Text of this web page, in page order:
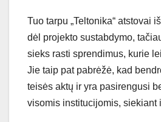
Tuo tarpu „Teltonika“ atstovai
dėl projekto sustabdymo,
sieks rasti sprendimus, kurie
Jie taip pat pabrėžė, kad
teisės aktų ir yra pasirengusi
visomis institucijomis, siekiant